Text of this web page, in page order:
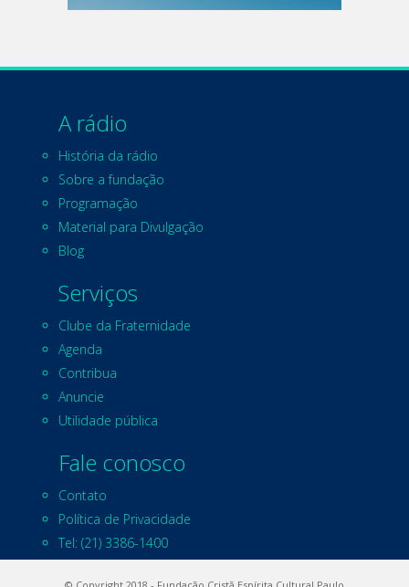
A rádio
História da rádio
Sobre a fundação
Programação
Material para Divulgação
Blog
Serviços
Clube da Fraternidade
Agenda
Contribua
Anuncie
Utilidade pública
Fale conosco
Contato
Política de Privacidade
Tel: (21) 3386-1400